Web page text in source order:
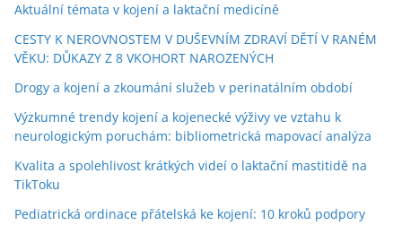
Aktuální témata v kojení a laktační medicíně
CESTY K NEROVNOSTEM V DUŠEVNÍM ZDRAVÍ DĚTÍ V RANÉM
VĚKU: DŮKAZY Z 8 VKOHORT NAROZENÝCH
Drogy a kojení a zkoumání služeb v perinatálním období
Výzkumné trendy kojení a kojenecké výživy ve vztahu k
neurologickým poruchám: bibliometrická mapovací analýza
Kvalita a spolehlivost krátkých videí o laktační mastitidě na
TikToku
Pediatrická ordinace přátelská ke kojení: 10 kroků podpory